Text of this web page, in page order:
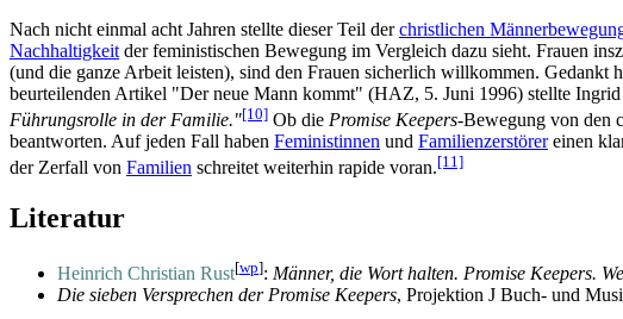
Nach nicht einmal acht Jahren stellte dieser Teil derchristlichen
Nachhaltigkeit der feministischen Bewegung im Vergleich dazu sieht. Frauen
(und die ganze Arbeit leisten), sind den Frauen sicherlich willkommen. Gedankt
beurteilenden Artikel "Der neue Mann kommt" (HAZ, 5. Juni 1996) stellte
Führungsrolle in der Familie."[10] Ob die Promise Keepers-Bewegung von den
beantworten. Auf jeden Fall haben Feministinnen und Familienzerstörereinen
der Zerfall von Familien schreitet weiterhin rapide voran.[11]
Literatur
Heinrich Christian Rust[wp]: Männer, die Wort halten. Promise Keepers.
Die sieben Versprechen der Promise Keepers, Projektion J Buch- und